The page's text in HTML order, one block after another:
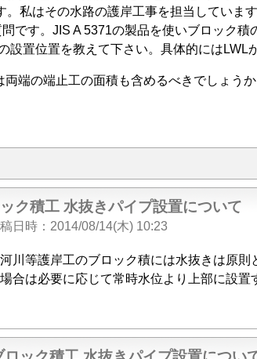
私はその水路の護岸工事を担当しています
です。JIS A 5371の製品を使いブロック
設置位置を教えて下さい。具体的にはLWL
端の端止工の面積も含めるべきでしょう
ク積工 水抜きパイプ設置について
日時 2014/08/14(木) 10:23
川等護岸工のブロック積には水抜きは原
合は必要に応じて常時水位より上部に設置